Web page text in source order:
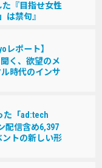
『目指せ女性
は禁句』
レポート】
聞く、欲望のメ
時代のインサ
た「ad:tech
配信含め6,397
トの新しい形